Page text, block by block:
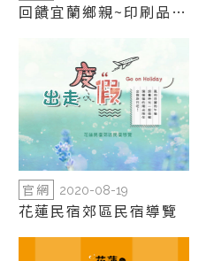
回饋宜蘭鄉親~印刷品優
官網 2020-08-19
花蓮民宿郊區民宿導覽